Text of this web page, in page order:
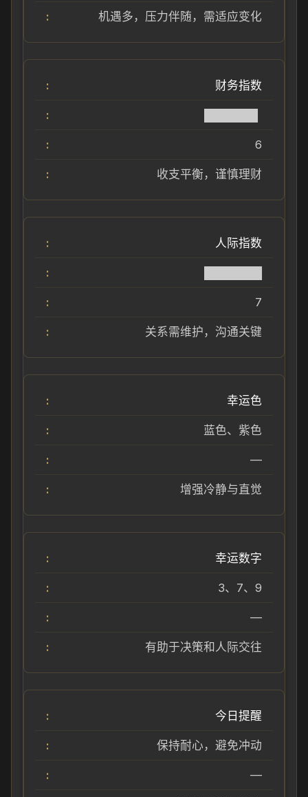
机遇多，压力伴随，需适应变化
财务指数
6
收支平衡，谨慎理财
人际指数
7
关系需维护，沟通关键
幸运色
蓝色、紫色
—
增强冷静与直觉
幸运数字
3、7、9
—
有助于决策和人际交往
今日提醒
保持耐心，避免冲动
—